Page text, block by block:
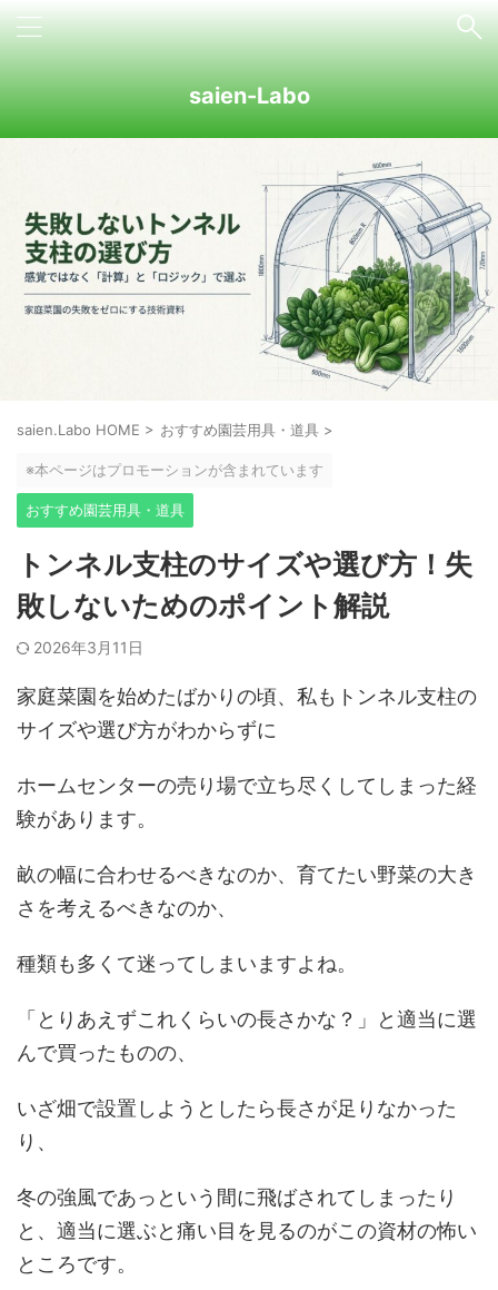
saien-Labo
saien.Labo HOME > おすすめ園芸用具・道具 >
※本ページはプロモーションが含まれています
おすすめ園芸用具・道具
トンネル支柱のサイズや選び方！失
敗しないためのポイント解説
2026年3月11日
家庭菜園を始めたばかりの頃、私もトンネル支柱の
サイズや選び方がわからずに
ホームセンターの売り場で立ち尽くしてしまった経
験があります。
畝の幅に合わせるべきなのか、育てたい野菜の大き
さを考えるべきなのか、
種類も多くて迷ってしまいますよね。
「とりあえずこれくらいの長さかな？」と適当に選
んで買ったものの、
いざ畑で設置しようとしたら長さが足りなかった
り、
冬の強風であっという間に飛ばされてしまったり
と、適当に選ぶと痛い目を見るのがこの資材の怖い
ところです。